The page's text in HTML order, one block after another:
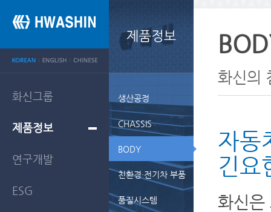
화신그룹
제품정보
생산공정
CHASSIS
BODY
친환경·전기차 부품
품질시스템
연구개발
ESG
화신의
자동
긴요
화신은